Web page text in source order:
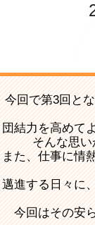
今回で第3回と
団結力を高めて
そんな思
また、仕事に情
邁進する日々に
今回はその安